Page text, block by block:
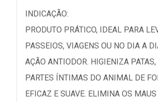
INDICAÇÃO:
PRODUTO PRÁTICO, IDEAL PARA
PASSEIOS, VIAGENS OU NO DIA A
AÇÃO ANTIODOR. HIGIENIZA
PARTES ÍNTIMAS DO ANIMAL DE
EFICAZ E SUAVE. ELIMINA OS MAUS